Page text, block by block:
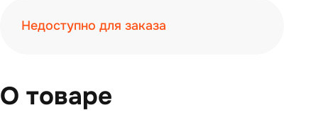
Недоступно для заказа
О товаре